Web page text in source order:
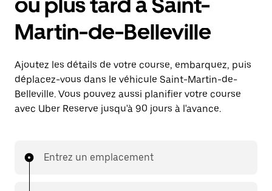
Martin-de-Belleville
Ajoutez les détails de votre course, embarquez, puis
déplacez-vous dans le véhicule Saint-Martin-de-
Belleville. Vous pouvez aussi planifier votre course
avec Uber Reserve jusqu'à 90 jours à l'avance.
Entrez un emplacement